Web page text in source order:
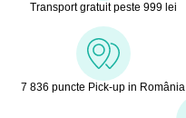
Transport gratuit peste 999 lei
7 836 puncte Pick-up in România